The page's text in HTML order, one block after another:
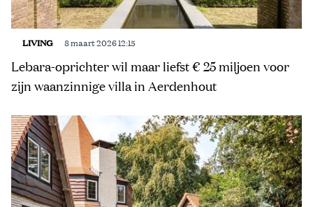
LIVING 8 maart 2026 12:15
Lebara-oprichter wil maar liefst € 25 miljoen voor
zijn waanzinnige villa in Aerdenhout